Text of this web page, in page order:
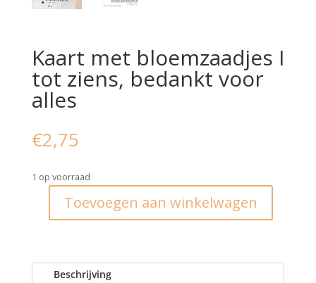
Kaart met bloemzaadjes I
tot ziens, bedankt voor
alles
€2,75
1 op voorraad
Toevoegen aan winkelwagen
Beschrijving